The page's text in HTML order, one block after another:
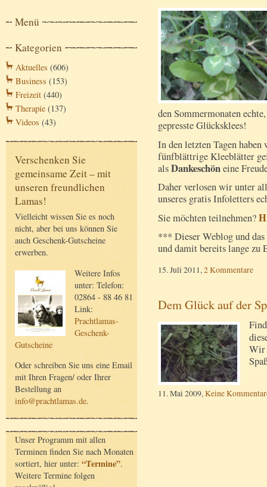
Menü
Kategorien
Aktuelles (606)
Business (153)
Freizeit (440)
Therapie (137)
Videos (43)
Verschenken Sie
gemeinsame Zeit – mit
unseren freundlichen
Lamas!
Vielleicht wissen Sie es noch
nicht, aber bei uns können Sie
auch Geschenk-Gutscheine
erwerben.
Weitere Infos
unter: Telefon:
02864 - 88 46 81
Link:
Prachtlamas-
Geschenk-
Gutscheine
Oder schreiben Sie uns eine Email
mit Ihren Fragen/ oder Ihrer
Bestellung an
info@prachtlamas.de.
Unser Programm mit allen
Terminen finden Sie nach Monaten
sortiert, hier unter: “Termine”.
Weitere Termine folgen
den Sommermonaten
gepresste Glücksklees!
In den letzten Tagen
fünfblättrige Kleeblätter
alsDankeschöneine
Daher verlosen wir unter
unseres gratis Infoletters
Sie möchten teilnehmen?
*** Dieser Weblog und
und damit bereits lange
15. Juli 2011, 2 Kommentare
Dem Glück auf der
Wir
11. Mai 2009, Keine